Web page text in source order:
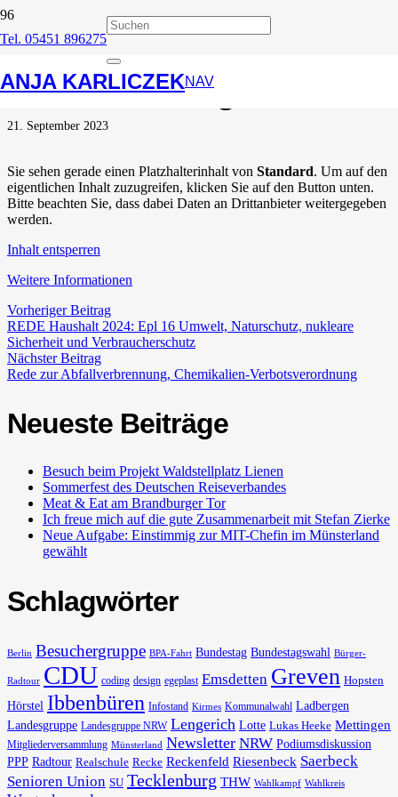
Tel. 05451 896275
ANJA KARLICZEKNAV
REDE: Änderung des
Umsatzsteuergesetzes
21. September 2023
Sie sehen gerade einen Platzhalterinhalt von Standard. Um auf den
eigentlichen Inhalt zuzugreifen, klicken Sie auf den Button unten.
Bitte beachten Sie, dass dabei Daten an Drittanbieter weitergegeben
werden.
Inhalt entsperren
Weitere Informationen
Vorheriger Beitrag
REDE Haushalt 2024: Epl 16 Umwelt, Naturschutz, nukleare
Sicherheit und Verbraucherschutz
Nächster Beitrag
Rede zur Abfallverbrennung, Chemikalien-Verbotsverordnung
Neueste Beiträge
Besuch beim Projekt Waldstellplatz Lienen
Sommerfest des Deutschen Reiseverbandes
Meat & Eat am Brandburger Tor
Ich freue mich auf die gute Zusammenarbeit mit Stefan Zierke
Neue Aufgabe: Einstimmig zur MIT-Chefin im Münsterland
gewählt
Schlagwörter
Berlin Besuchergruppe BPA-Fahrt Bundestag Bundestagswahl Bürger-
Radtour CDU coding design egeplast Emsdetten Greven Hopsten
Hörstel Ibbenbüren Infostand Kirmes Kommunalwahl Ladbergen
Landesgruppe Landesgruppe NRW Lengerich Lotte Lukas Heeke Mettingen
Mitgliederversammlung Münsterland Newsletter NRW Podiumsdiskussion
PPP Radtour Realschule Recke Reckenfeld Riesenbeck Saerbeck
Senioren Union SU Tecklenburg THW Wahlkampf Wahlkreis